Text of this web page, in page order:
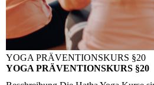
YOGA PRÄVENTIONSKURS §20
YOGA PRÄVENTIONSKURS §20